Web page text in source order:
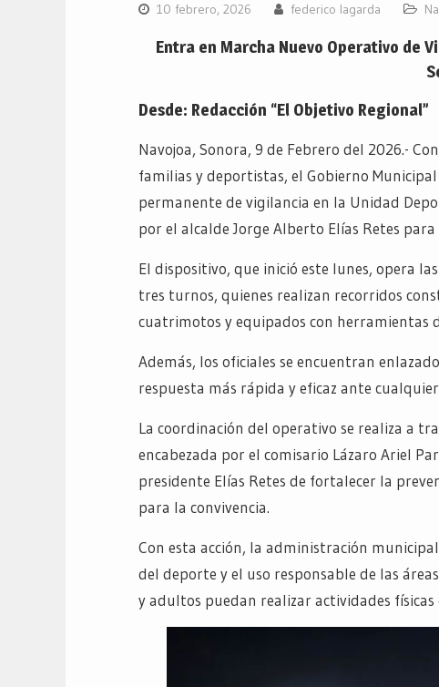
10 febrero, 2026 federico lagarda
Entra en Marcha Nuevo Operativo de
Desde: Redacción “El Objetivo Regional”
Navojoa, Sonora, 9 de Febrero del 2026.-
familias y deportistas, el Gobierno
permanente de vigilancia en la Unidad
por el alcalde Jorge Alberto Elías Retes
El dispositivo, que inició este lunes, opera
tres turnos, quienes realizan recorridos
cuatrimotos y equipados con herramientas
Además, los oficiales se encuentran
respuesta más rápida y eficaz ante
La coordinación del operativo se realiza a
encabezada por el comisario Lázaro Ariel
presidente Elías Retes de fortalecer la
para la convivencia.
Con esta acción, la administración
del deporte y el uso responsable de las
y adultos puedan realizar actividades